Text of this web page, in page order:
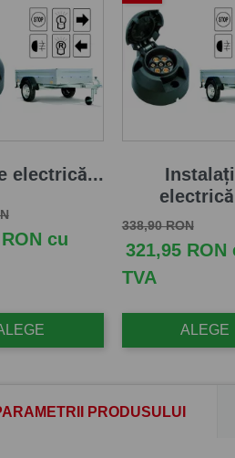
electrică...
Pret
cu
Pret de baza
338,90 RONPret
321,95 RON
TVA
ALEGE
PRODUSULUI